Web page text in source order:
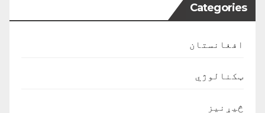
Categories
افغانستان
ټکنالوژي
څیړنیز